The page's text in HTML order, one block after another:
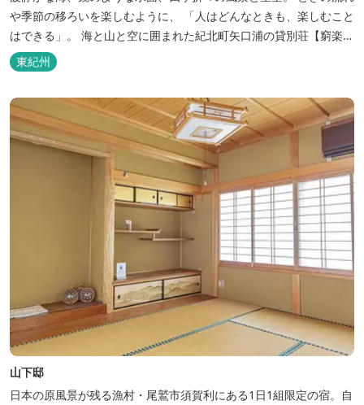
や季節の移ろいを楽しむように、 「人はどんなときも、楽しむこと
はできる」。 海と山と空に囲まれた紀北町矢口浦の貸別荘【窮楽通
楽】。 中国古典『荘子』の一節「窮亦楽、通亦楽」から名づけまし
た。 いつでも気軽にご利用ください。
東紀州
山下邸
日本の原風景が残る漁村・尾鷲市須賀利にある1日1組限定の宿。自